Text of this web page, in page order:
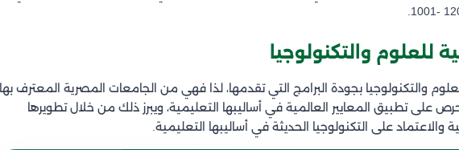
للعلوم والتكنولوجيا
والتكنولوجيا بجودة البرامج التي تقدمها، لذا فهي من الجامعات المصرية المعترف بها
تطبيق المعايير العالمية في أساليبها التعليمية، ويبرز ذلك من خلال تطويرها
والاعتماد على التكنولوجيا الحديثة في أساليبها التعليمية.